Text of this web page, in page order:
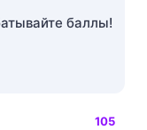
баллы!
105